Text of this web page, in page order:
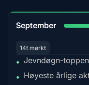
September
14t mørkt
• Jevndøgn-
• Høyeste årlige